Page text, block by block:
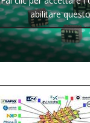
abilitare